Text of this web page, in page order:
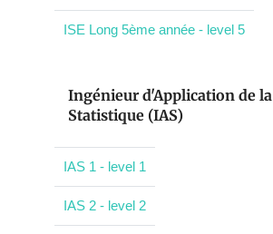
ISE Long 5ème année - level 5
Ingénieur d'Application de la
Statistique (IAS)
IAS 1 - level 1
IAS 2 - level 2